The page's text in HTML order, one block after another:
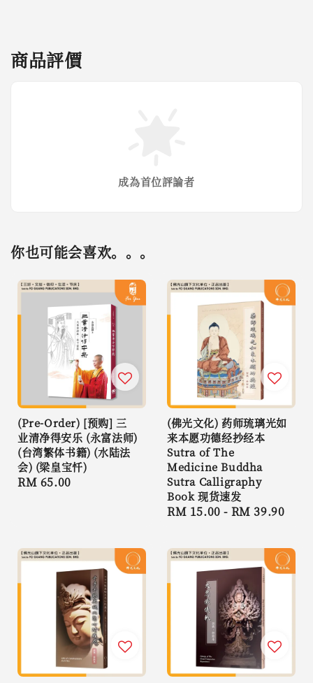
商品評價
成為首位評論者
你也可能会喜欢。。。
(Pre-Order) [预购] 三
业清净得安乐 (永富法师)
(台湾繁体书籍) (水陆法
会) (梁皇宝忏)
Regular
RM 65.00
(佛光文化) 药师琉璃光如
来本愿功德经抄经本
Sutra of The
Medicine Buddha
Sutra Calligraphy
Book 现货速发
Regular
RM 15.00 - RM 39.90